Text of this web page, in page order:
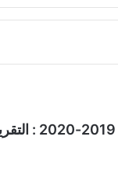
الجمع العام